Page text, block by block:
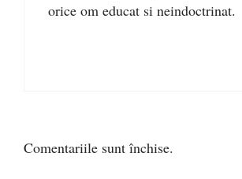
orice om educat si neindoctrinat.
Comentariile sunt închise.